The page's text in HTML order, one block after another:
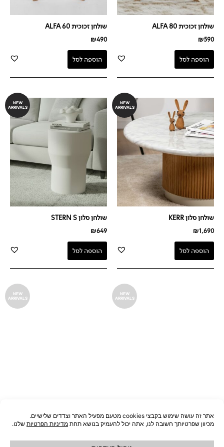
שולחן זכוכית ALFA 80
₪590
הוספה לסל
שולחן זכוכית ALFA 60
₪490
הוספה לסל
NEW
ARRIVALS
שולחן סלון KERR
₪1,690
הוספה לסל
NEW
ARRIVALS
שולחן סלון STERN S
₪649
הוספה לסל
NEW
ARRIVALS
₪1,290
הוספה לסל
NEW
ARRIVALS
₪1,690
הוספה לסל